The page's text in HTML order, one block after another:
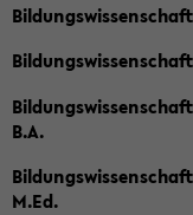
B.A.
M.Ed.